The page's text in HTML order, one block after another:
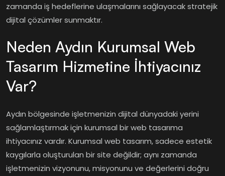
zamanda iş hedeflerine ulaşmalarını sağlayacak stratejik
dijital çözümler sunmaktır.
Neden Aydın Kurumsal Web
Tasarım Hizmetine İhtiyacınız
Var?
Aydın bölgesinde işletmenizin dijital dünyadaki yerini
sağlamlaştırmak için kurumsal bir web tasarıma
ihtiyacınız vardır. Kurumsal web tasarım, sadece estetik
kaygılarla oluşturulan bir site değildir; aynı zamanda
işletmenizin vizyonunu, misyonunu ve değerlerini doğru